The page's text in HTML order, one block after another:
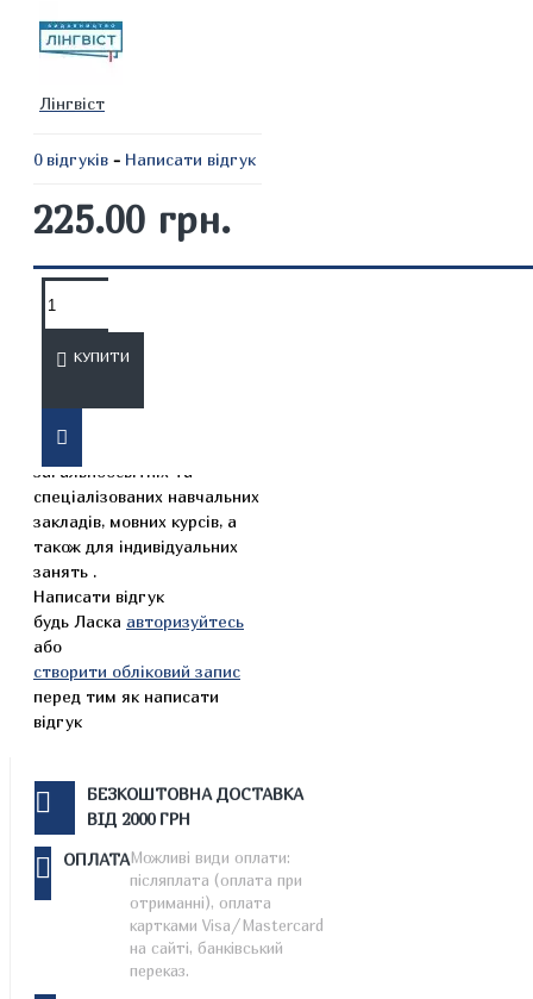
Лінгвіст
0 відгуків - Написати відгук
225.00 грн.
КУПИТИ
ОПИС
Призначений для
загальноосвітніх та
спеціалізованих навчальних
закладів, мовних курсів, а
також для індивідуальних
занять .
Написати відгук
будь Ласка авторизуйтесь
або
створити обліковий запис
перед тим як написати
відгук
БЕЗКОШТОВНА ДОСТАВКА
ВІД 2000 ГРН
ОПЛАТАМожливі види оплати:
післяплата (оплата при
отриманні), оплата
картками Visa/Mastercard
на сайті, банківський
переказ.